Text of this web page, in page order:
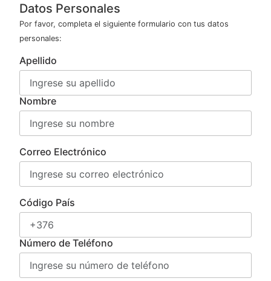
Datos Personales
Por favor, completa el siguiente formulario con tus datos
personales:
Apellido
Nombre
Correo Electrónico
Código País
Número de Teléfono